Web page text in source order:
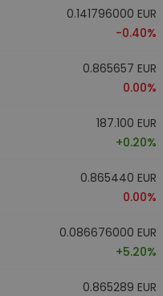
0.141796000 EUR
-0.40%
0.865657 EUR
0.00%
187.100 EUR
+0.20%
0.865440 EUR
0.00%
0.086676000 EUR
+5.20%
0.865289 EUR